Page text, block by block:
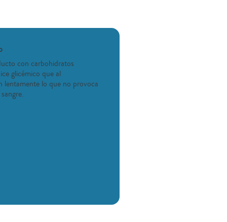
con carbohidratos
glicémico que al
lentamente lo que no provoca